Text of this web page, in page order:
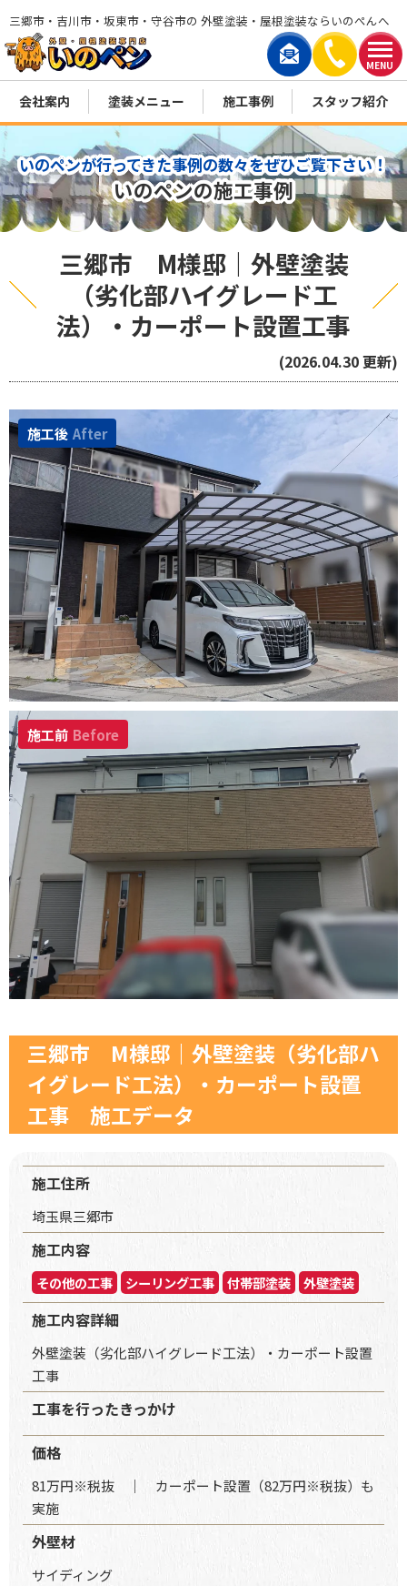
MENU
三郷市・吉川市・坂東市・守谷市の 外壁塗装・屋根塗装ならいのぺんへ
会社案内 塗装メニュー 施工事例 スタッフ紹介
いのペンが行ってきた事例の数々をぜひご覧下さい！
いのペンの施工事例
三郷市 M様邸｜外壁塗装
（劣化部ハイグレード工
法）・カーポート設置工事
(2026.04.30 更新)
施工後 After
施工前 Before
三郷市 M様邸｜外壁塗装（劣化部ハ
イグレード工法）・カーポート設置
工事 施工データ
施工住所
埼玉県三郷市
施工内容
その他の工事 シーリング工事 付帯部塗装 外壁塗装
施工内容詳細
外壁塗装（劣化部ハイグレード工法）・カーポート設置
工事
工事を行ったきっかけ
価格
81万円※税抜 │ カーポート設置（82万円※税抜）も
実施
外壁材
サイディング